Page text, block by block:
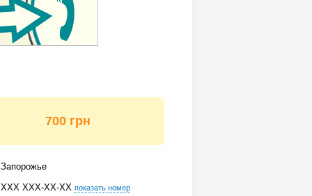
700 грн
Запорожье
ХХХ ХХХ-ХХ-ХХ показать номер